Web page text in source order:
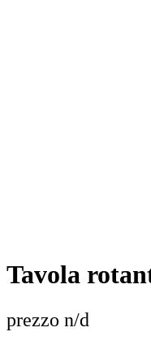
Tavola
prezzo n/d